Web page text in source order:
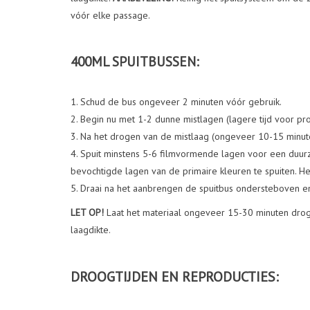
vóór elke passage.
400ML SPUITBUSSEN:
Schud de bus ongeveer 2 minuten vóór gebruik.
Begin nu met 1-2 dunne mistlagen (lagere tijd voor
Na het drogen van de mistlaag (ongeveer 10-15
Spuit minstens 5-6 filmvormende lagen voor een
bevochtigde lagen van de primaire kleuren te spuiten.
Draai na het aanbrengen de spuitbus ondersteboven
LET OP! Laat het materiaal ongeveer 15-30 minuten
laagdikte.
DROOGTIJDEN EN REPRODUCTIES: